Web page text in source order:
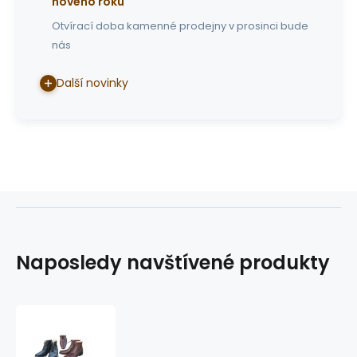
Otvírací doba kamenné prodejny v prosinci bude
nás
Další novinky
Naposledy navštívené produkty